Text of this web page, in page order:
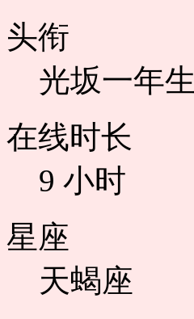
头衔
光坂一年生
在线时长
9 小时
星座
天蝎座